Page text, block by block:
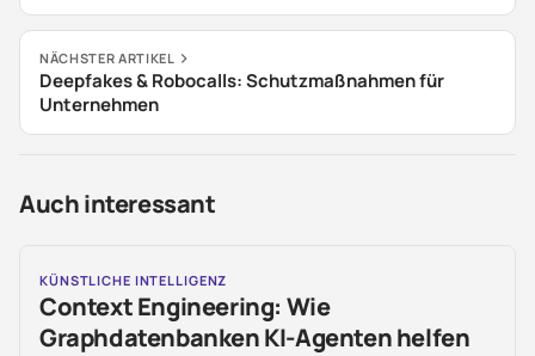
NÄCHSTER ARTIKEL
Deepfakes & Robocalls: Schutzmaßnahmen für
Unternehmen
Auch interessant
KÜNSTLICHE INTELLIGENZ
Context Engineering: Wie
Graphdatenbanken KI-Agenten helfen